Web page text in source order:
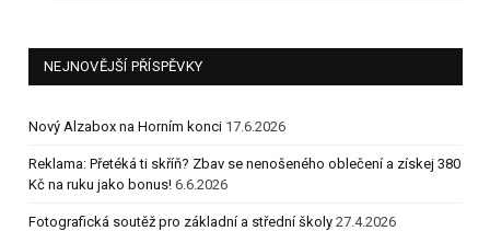
NEJNOVĚJŠÍ PŘÍSPĚVKY
Nový Alzabox na Horním konci 17.6.2026
Reklama: Přetéká ti skříň? Zbav se nenošeného oblečení a získej 380
Kč na ruku jako bonus! 6.6.2026
Fotografická soutěž pro základní a střední školy 27.4.2026